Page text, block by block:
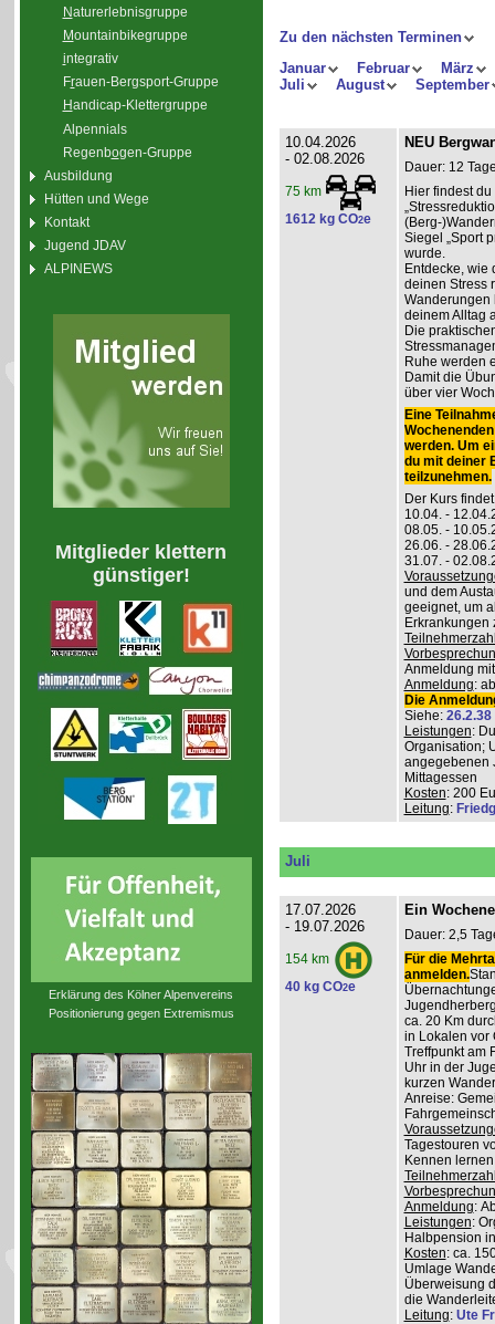
Naturerlebnisgruppe
Mountainbikegruppe
integrativ
Frauen-Bergsport-Gruppe
Handicap-Klettergruppe
Alpennials
Regenbogen-Gruppe
Ausbildung
Hütten und Wege
Kontakt
Jugend JDAV
ALPINEWS
Mitglieder klettern
günstiger!
Erklärung des Kölner Alpenvereins
Positionierung gegen Extremismus
Zu den nächsten Terminen
Januar
Februar
März
Juli
August September
10.04.2026
- 02.08.2026
75 km
1612 kg CO2e
NEU
Dauer: 12
Hier findest
(Berg-
Siegel „Sport
wurde.
Entdecke, wie
deinen Stress
Wanderungen
deinem Alltag
Die
Ruhe werden
Damit die
über vier
Eine
werden. Um
du mit deiner
teilzunehmen.
Der Kurs
10.04. -
08.05. -
26.06. -
31.07. -
und dem
geeignet, um
Erkrankungen
Anmeldung
Anmeldung:
Die
Siehe:
Leistungen:
Organisation;
angegebenen
Mittagessen
Kosten: 200
Leitung:
Juli
17.07.2026
- 19.07.2026
154 km
40 kg CO2e
Ein
Dauer: 2,5
Für die
anmelden.
ca. 20 Km
in Lokalen vor
Treffpunkt am
Uhr in der
kurzen
Anreise:
Tagestouren
Kennen
Anmeldung:
Leistungen:
Halbpension
Kosten: ca.
Umlage
Überweisung
die
Leitung: Ute